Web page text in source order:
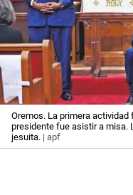
Oremos. La primera
presidente fue asistir a misa.
jesuita. | apf